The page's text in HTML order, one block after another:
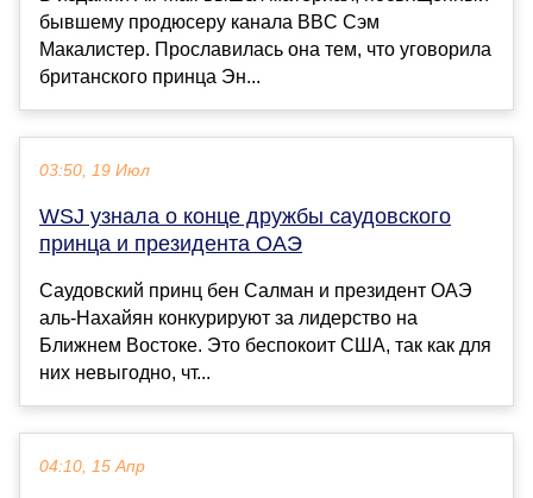
бывшему продюсеру канала BBC Сэм
Макалистер. Прославилась она тем, что уговорила
британского принца Эн...
03:50, 19 Июл
WSJ узнала о конце дружбы саудовского
принца и президента ОАЭ
Саудовский принц бен Салман и президент ОАЭ
аль-Нахайян конкурируют за лидерство на
Ближнем Востоке. Это беспокоит США, так как для
них невыгодно, чт...
04:10, 15 Апр